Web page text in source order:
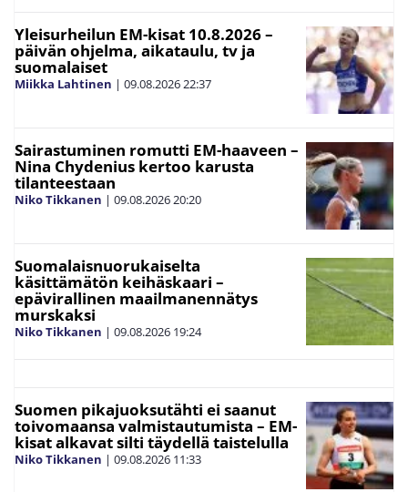
Yleisurheilun EM-kisat 10.8.2026 –
päivän ohjelma, aikataulu, tv ja
suomalaiset
Miikka Lahtinen | 09.08.202622:37
Sairastuminen romutti EM-haaveen –
Nina Chydenius kertoo karusta
tilanteestaan
Niko Tikkanen | 09.08.202620:20
Suomalaisnuorukaiselta
käsittämätön keihäskaari –
epävirallinen maailmanennätys
murskaksi
Niko Tikkanen | 09.08.2026 19:24
Suomen pikajuoksutähti ei saanut
toivomaansa valmistautumista – EM-
kisat alkavat silti täydellä taistelulla
Niko Tikkanen | 09.08.2026 11:33